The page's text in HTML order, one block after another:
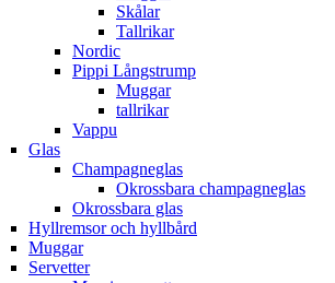
Skålar
Tallrikar
Nordic
Pippi Långstrump
Muggar
tallrikar
Vappu
Glas
Champagneglas
Okrossbara champagneglas
Okrossbara glas
Hyllremsor och hyllbård
Muggar
Servetter